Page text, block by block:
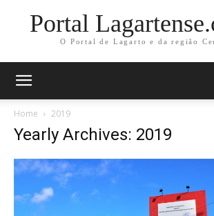
Portal
O Portal de Lagarto e da região
Home 2019
Yearly Archives: 2019